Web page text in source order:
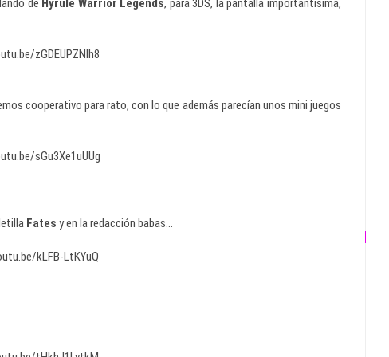
de Hyrule Warrior Legends, para 3DS, la pantalla importantísima,
zGDEUPZNlh8
cooperativo para rato, con lo que además parecían unos mini juegos
sGu3Xe1uUUg
Fates y en la redacción babas…
kLFB-LtKYuQ